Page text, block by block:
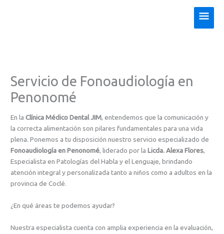
Servicio de Fonoaudiología en
Penonomé
En laClínica Médico Dental JIM, entendemos que la comunicación y
la correcta alimentación son pilares fundamentales para una vida
plena. Ponemos a tu disposición nuestro servicio especializado de
Fonoaudiología en Penonomé, liderado por laLicda. Alexa Flores,
Especialista en Patologías del Habla y el Lenguaje, brindando
atención integral y personalizada tanto a niños como a adultos en la
provincia de Coclé.
¿En qué áreas te podemos ayudar?
Nuestra especialista cuenta con amplia experiencia en la evaluación,